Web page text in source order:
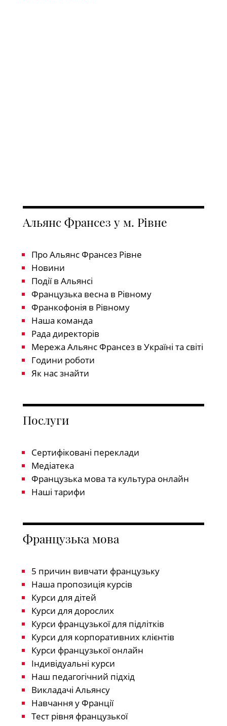
Альянс Франсез у м. Рівне
Про Альянс Франсез Рівне
Новини
Події в Альянсі
Французька весна в Рівному
Франкофонія в Рівному
Наша команда
Рада директорів
Мережа Альянс Франсез в Україні та світі
Години роботи
Як нас знайти
Послуги
Сертифіковані переклади
Медіатека
Французька мова та культура онлайн
Наші тарифи
Французька мова
5 причин вивчати французьку
Наша пропозиція курсів
Курси для дітей
Курси для дорослих
Курси французької для підлітків
Курси для корпоративних клієнтів
Курси французької онлайн
Індивідуальні курси
Наш педагогічний підхід
Викладачі Альянсу
Навчання у Франції
Тест рівня французької